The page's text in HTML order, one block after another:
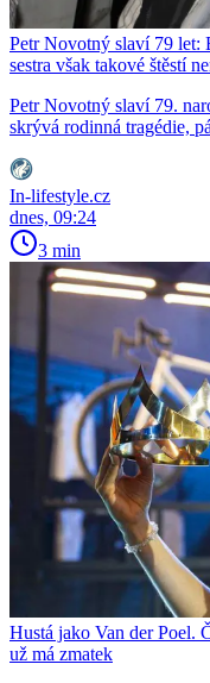
Petr Novotný slaví 79 let:
sestra však takové štěstí
Petr Novotný slaví 79.
skrývá rodinná tragédie,
In-lifestyle.cz
dnes, 09:24
3 min
Hustá jako Van der Poel.
už má zmatek